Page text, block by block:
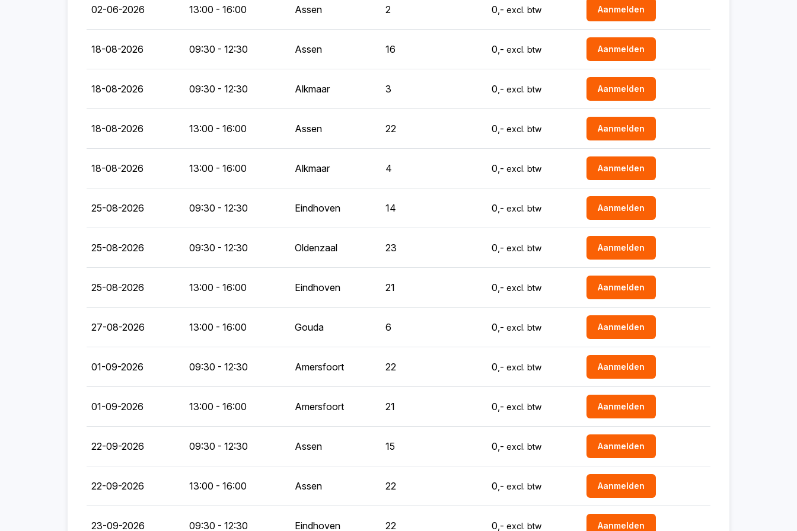
02-06-2026 13:00 - 16:00 Assen 2 0,- excl. btw Aanmelden
18-08-2026 09:30 - 12:30 Assen 16 0,- excl. btw Aanmelden
18-08-2026 09:30 - 12:30 Alkmaar 3 0,- excl. btw Aanmelden
18-08-2026 13:00 - 16:00 Assen 22 0,- excl. btw Aanmelden
18-08-2026 13:00 - 16:00 Alkmaar 4 0,- excl. btw Aanmelden
25-08-2026 09:30 - 12:30 Eindhoven 14 0,- excl. btw Aanmelden
25-08-2026 09:30 - 12:30 Oldenzaal 23 0,- excl. btw Aanmelden
25-08-2026 13:00 - 16:00 Eindhoven 21 0,- excl. btw Aanmelden
27-08-2026 13:00 - 16:00 Gouda 6 0,- excl. btw Aanmelden
01-09-2026 09:30 - 12:30 Amersfoort 22 0,- excl. btw Aanmelden
01-09-2026 13:00 - 16:00 Amersfoort 21 0,- excl. btw Aanmelden
22-09-2026 09:30 - 12:30 Assen 15 0,- excl. btw Aanmelden
22-09-2026 13:00 - 16:00 Assen 22 0,- excl. btw Aanmelden
23-09-2026 09:30 - 12:30 Eindhoven 22 0,- excl. btw Aanmelden